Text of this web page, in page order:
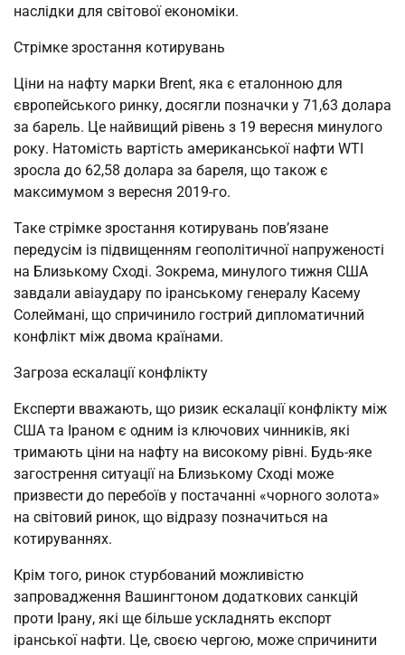
наслідки для світової економіки.
Стрімке зростання котирувань
Ціни на нафту марки Brent, яка є еталонною для
європейського ринку, досягли позначки у 71,63 долара
за барель. Це найвищий рівень з 19 вересня минулого
року. Натомість вартість американської нафти WTI
зросла до 62,58 долара за бареля, що також є
максимумом з вересня 2019-го.
Таке стрімке зростання котирувань пов’язане
передусім із підвищенням геополітичної напруженості
на Близькому Сході. Зокрема, минулого тижня США
завдали авіаудару по іранському генералу Касему
Солеймані, що спричинило гострий дипломатичний
конфлікт між двома країнами.
Загроза ескалації конфлікту
Експерти вважають, що ризик ескалації конфлікту між
США та Іраном є одним із ключових чинників, які
тримають ціни на нафту на високому рівні. Будь-яке
загострення ситуації на Близькому Сході може
призвести до перебоїв у постачанні «чорного золота»
на світовий ринок, що відразу позначиться на
котируваннях.
Крім того, ринок стурбований можливістю
запровадження Вашингтоном додаткових санкцій
проти Ірану, які ще більше ускладнять експорт
іранської нафти. Це, своєю чергою, може спричинити